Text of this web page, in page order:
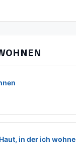
in der ich wohne